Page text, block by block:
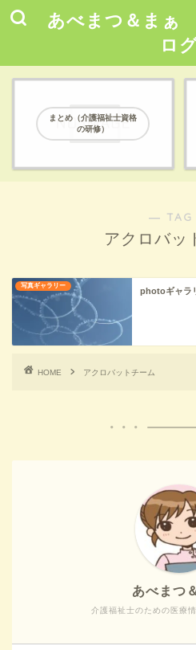
あべまつ＆まぁ
ロ
まとめ（介護福祉士資格
の研修）
―
アクロバッ
写真ギャラリー
photoギャラ
HOME アクロバットチーム
介護福祉士のための医療
あべまつ